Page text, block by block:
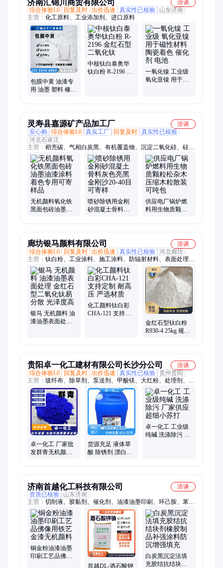
济南汇锦川商贸有限公司
洽谈
综合体验L0
回复及时 出价迅速 真实性已核验
山东济南
主营： 化工原料、工业添加剂、进口原料
包膜中黄 油漆专
用 油墨 塑料 橡胶
中核钛白泰奥华
钛白粉 R-2196 金
一氧化镍 工业级
氧化亚镍 用于磁
灵寿县嘉源矿产品加工厂
洽谈
安心购
综合体验L0 真实工厂 回复及时 真实性已核验
河北石家庄
主营： 稻壳碳、气相白炭黑、有机覆盖物、沉淀二氧化硅、硅藻
土、云母粉、育苗蛭石、松树皮、玻璃微珠、椰糠椰砖、木粉、
海泡石粉、水洗高岭土、煅烧高岭土、沸石粉、红色火山石、重
晶石粉、食品级氧化钙、钙基膨润土、配重铁砂、还原铁砂、钠
基膨润土、低温玻璃粉
无机颜料氧化铁
黑面包砖油墨油
喷砂除锈用金刚
砂混凝土骨料灰
供应电厂锅炉燃
料用生物质颗粒
廊坊银马颜料有限公司
洽谈
综合体验L0
回复及时 出价迅速 真实性已核验 河北廊坊
主营： 钛白粉、工业涂料、施工涂料、防辐射材料、表面处理立
德粉
银马 无机颜料 油
漆油墨表面处理
化工颜料钛白彩
CHA-121 支持定
金红石型钛白粉
R930-4 25kg 规格
贵阳卓一化工建材有限公司长沙分公司
洽谈
综合体验L0
回复及时 出价迅速 真实性已核验 贵州贵阳
主营： 玻纤布、除草剂、泵送剂、甲酸镁、大红粉、处理剂、消
毒剂、二甲胺、铁精粉、酞菁绿、二甲苯、融雪盐、溴化钠、注
塑料、正丙醇、灌浆料、白水泥、甲酸钾、丙三醇、性色浆、石
英砂、橙色粉、漂白粉、除臭剂、一乙胺
卓一化工 厂家批
发群青无机颜料
货源充足 液体草
酸 除锈剂 漂白印
卓一化工 工业级
纯碱 洗涤除污 厂
济南首越化工科技有限公司
洽谈
资质已核验
山东济南
主营： 切削液、胶黏剂、催化剂、油漆油墨印刷、环己胺、苯甲
醇、燃料油、络合剂、定香剂、消光剂、清洗剂、彩漂粉、水溶
肥、乳酸钠、防锈剂、化妆品、稀释剂、三苯酚、冰晶石、助燃
剂、增湿剂、固化剂、防腐剂、热敷包、防水剂、消泡剂
铜金粉油漆油墨
印刷工艺品佛像
首越DL-酒石酸钾
白炭黑沉淀法填
充胶结抗结块剂